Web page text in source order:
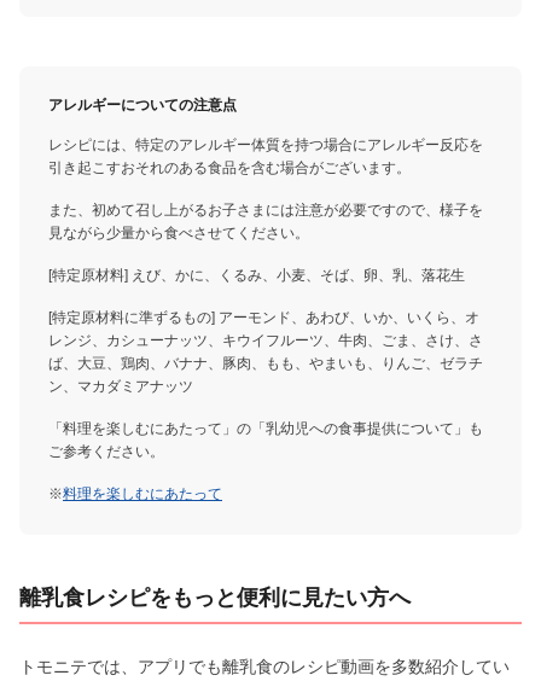
アレルギーについての注意点
レシピには、特定のアレルギー体質を持つ場合にアレルギー反応を
引き起こすおそれのある食品を含む場合がございます。
また、初めて召し上がるお子さまには注意が必要ですので、様子を
見ながら少量から食べさせてください。
[特定原材料] えび、かに、くるみ、小麦、そば、卵、乳、落花生
[特定原材料に準ずるもの] アーモンド、あわび、いか、いくら、オ
レンジ、カシューナッツ、キウイフルーツ、牛肉、ごま、さけ、さ
ば、大豆、鶏肉、バナナ、豚肉、もも、やまいも、りんご、ゼラチ
ン、マカダミアナッツ
「料理を楽しむにあたって」の「乳幼児への食事提供について」も
ご参考ください。
※料理を楽しむにあたって
離乳食レシピをもっと便利に見たい方へ
トモニテでは、アプリでも離乳食のレシピ動画を多数紹介してい